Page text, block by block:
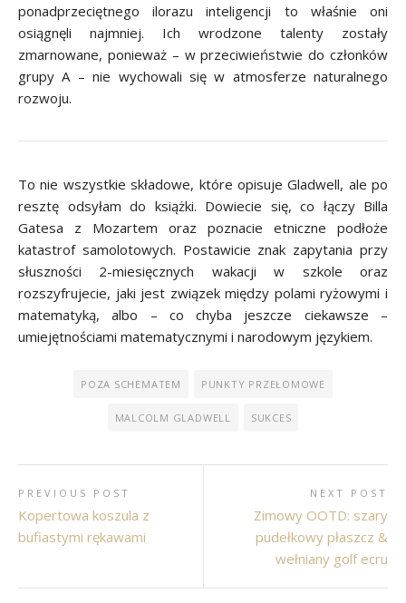
ponadprzeciętnego ilorazu inteligencji to właśnie oni
osiągnęli najmniej. Ich wrodzone talenty zostały
zmarnowane, ponieważ – w przeciwieństwie do członków
grupy A – nie wychowali się w atmosferze naturalnego
rozwoju.
To nie wszystkie składowe, które opisuje Gladwell, ale po
resztę odsyłam do książki. Dowiecie się, co łączy Billa
Gatesa z Mozartem oraz poznacie etniczne podłoże
katastrof samolotowych. Postawicie znak zapytania przy
słuszności 2-miesięcznych wakacji w szkole oraz
rozszyfrujecie, jaki jest związek między polami ryżowymi i
matematyką, albo – co chyba jeszcze ciekawsze –
umiejętnościami matematycznymi i narodowym językiem.
POZA SCHEMATEM PUNKTY PRZEŁOMOWE
MALCOLM GLADWELL SUKCES
PREVIOUS POST
Kopertowa koszula z
bufiastymi rękawami
NEXT POST
Zimowy OOTD: szary
pudełkowy płaszcz &
wełniany golf ecru